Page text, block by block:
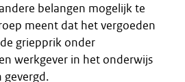
belangen mogelijk te
meent dat het vergoeden
griepprik onder
werkgever in het onderwijs
gevergd.